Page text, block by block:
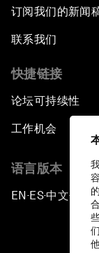
订阅我们的新闻
联系我们
快捷链接
论坛可持续性
工作机会
语言版本
EN ▪ ES▪中文▪ 日本